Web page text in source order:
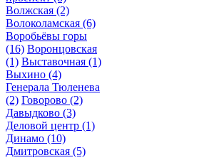
Волжская (2)
Волоколамская (6)
Воробьёвы горы
(16) Воронцовская
(1) Выставочная (1)
Выхино (4)
Генерала Тюленева
(2) Говорово (2)
Давыдково (3)
Деловой центр (1)
Динамо (10)
Дмитровская (5)